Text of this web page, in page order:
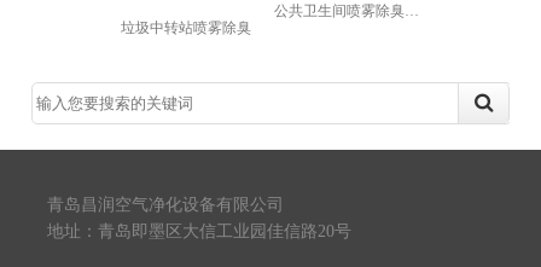
垃圾中转站喷雾除臭
公共卫生间喷雾除臭设备
青岛昌润空气净化设备有限公司
地址：青岛即墨区大信工业园佳信路20号